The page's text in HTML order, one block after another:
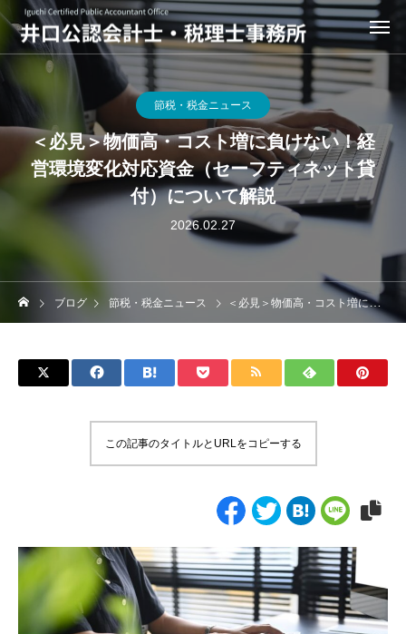
節税・税金ニュース
＜必見＞物価高・コスト増に負けない！経
営環境変化対応資金（セーフティネット貸
付）について解説
2026.02.27
ブログ 節税・税金ニュース ＜必見＞物価高・コスト増に負けない！経営環境変化対応資金（セーフティネット貸付）について解説
この記事のタイトルとURLをコピーする